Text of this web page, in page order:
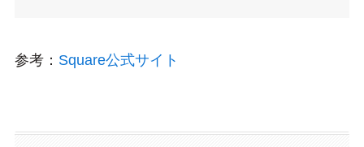
参考： Square公式サイト